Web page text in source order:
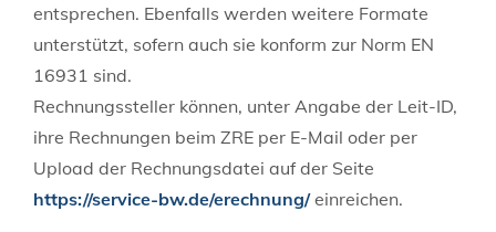
entsprechen. Ebenfalls werden weitere Formate
unterstützt, sofern auch sie konform zur Norm EN
16931 sind.
Rechnungssteller können, unter Angabe der Leit-ID,
ihre Rechnungen beim ZRE per E-Mail oder per
Upload der Rechnungsdatei auf der Seite
https://service-bw.de/erechnung/einreichen.